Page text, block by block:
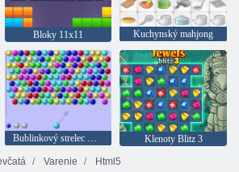
Bloky 11x11 Kuchynský mahjong
Bublinkový strelec HTML5
Klenoty Blitz 3
Varenie Html5